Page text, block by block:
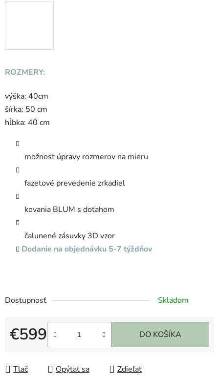
ROZMERY:
výška: 40cm
šírka: 50 cm
hĺbka: 40 cm
možnosť úpravy rozmerov na mieru
fazetové prevedenie zrkadiel
kovania BLUM s doťahom
čalunené zásuvky 3D vzor
Dodanie na objednávku 5-7 týždňov
Dostupnosť Skladom
€599
Jednotková cena:
DO KOŠÍKA
Tlač Opýtať sa Zdieľať